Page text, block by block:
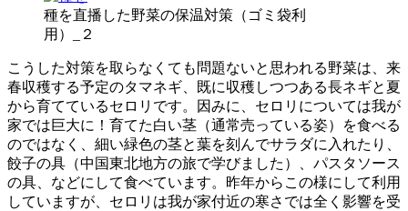
種を直播した野菜の保温対策（ゴミ袋利
用）_２
こうした対策を取らなくても問題ないと思われる野菜は、来
春収穫する予定のタマネギ、既に収穫しつつある長ネギと夏
から育てているセロリです。因みに、セロリについては我が
家では巨大に！育てた白い茎（通常売っている姿）を食べる
のではなく、細い緑色の茎と葉を刻んでサラダに入れたり、
餃子の具（中国東北地方の旅で学びました）、パスタソース
の具、などにして食べています。昨年からこの様にして利用
していますが、セロリは我が家付近の寒さでは全く影響を受